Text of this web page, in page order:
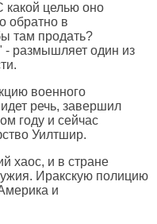
какой целью оно
обратно в
там продать?
- размышляет один из
военного
речь, завершил
году и сейчас
Уилтшир.
хаос, и в стране
Иракскую полицию
и